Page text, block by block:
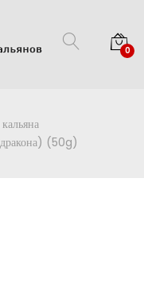
0
(50g)